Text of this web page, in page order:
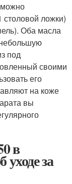
столовой ложки)
Оба масла
под
своими
его
на коже
вы
в
за